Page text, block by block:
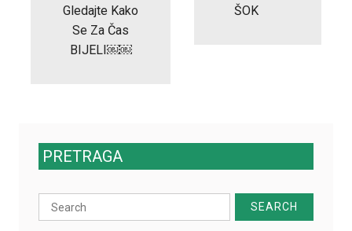
Gledajte Kako
Se Za Čas
BIJELI￼￼
ŠOK
PRETRAGA
Search
for: